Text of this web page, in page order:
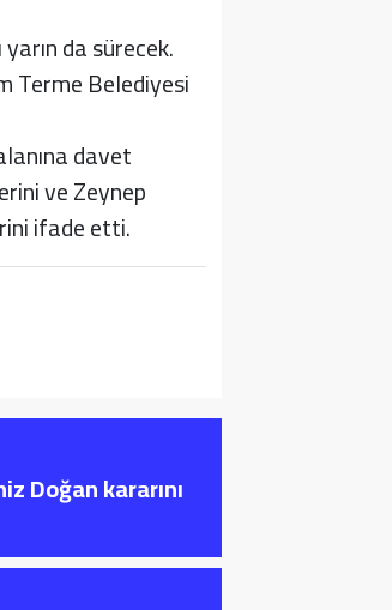
da sürecek.
Terme Belediyesi
davet
ve Zeynep
ifade etti.
Doğan kararını